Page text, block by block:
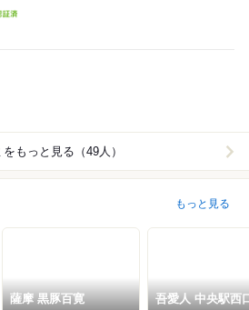
をもっと見る（49人）
もっと見る
薩摩 黒豚百寛 吾愛人 中央駅西